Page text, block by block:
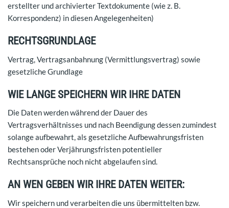
erstellter und archivierter Textdokumente (wie z. B.
Korrespondenz) in diesen Angelegenheiten)
RECHTSGRUNDLAGE
Vertrag, Vertragsanbahnung (Vermittlungsvertrag) sowie
gesetzliche Grundlage
WIE LANGE SPEICHERN WIR IHRE DATEN
Die Daten werden während der Dauer des
Vertragsverhältnisses und nach Beendigung dessen zumindest
solange aufbewahrt, als gesetzliche Aufbewahrungsfristen
bestehen oder Verjährungsfristen potentieller
Rechtsansprüche noch nicht abgelaufen sind.
AN WEN GEBEN WIR IHRE DATEN WEITER:
Wir speichern und verarbeiten die uns übermittelten bzw.